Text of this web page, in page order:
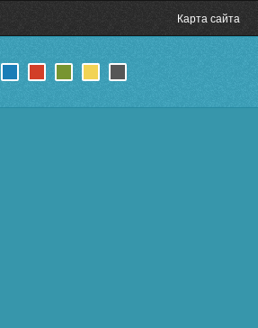
Карта сайта